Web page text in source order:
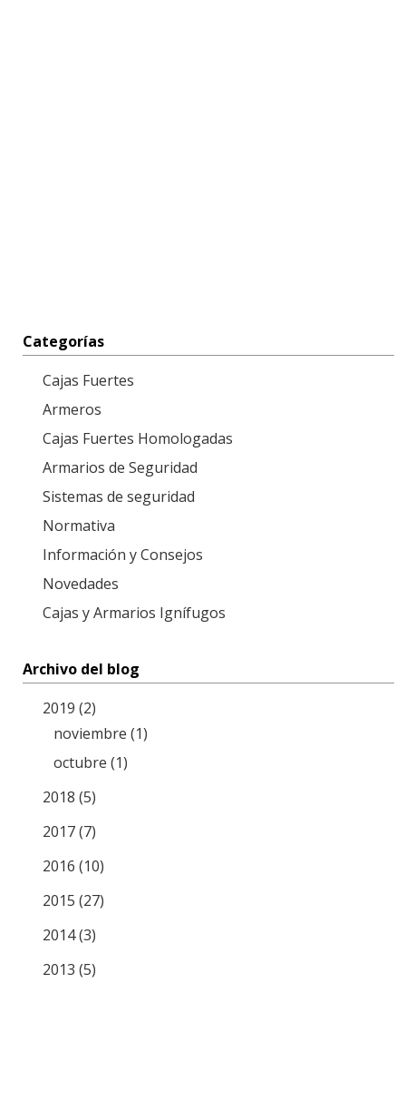
Categorías
Cajas Fuertes
Armeros
Cajas Fuertes Homologadas
Armarios de Seguridad
Sistemas de seguridad
Normativa
Información y Consejos
Novedades
Cajas y Armarios Ignífugos
Archivo del blog
2019 (2)
noviembre (1)
octubre (1)
2018 (5)
2017 (7)
2016 (10)
2015 (27)
2014 (3)
2013 (5)